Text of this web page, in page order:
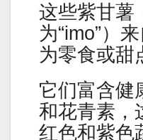
这些紫甘薯
为“imo”）
为零食或甜
它们富含健
和花青素，
红色和紫色